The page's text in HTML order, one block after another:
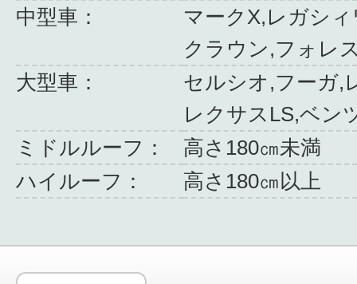
中型車：
マークX,レガシ
クラウン,フォレ
大型車：
セルシオ,フーガ,
レクサスLS,ベン
ミドルルーフ：
高さ180㎝未満
ハイルーフ：
高さ180㎝以上